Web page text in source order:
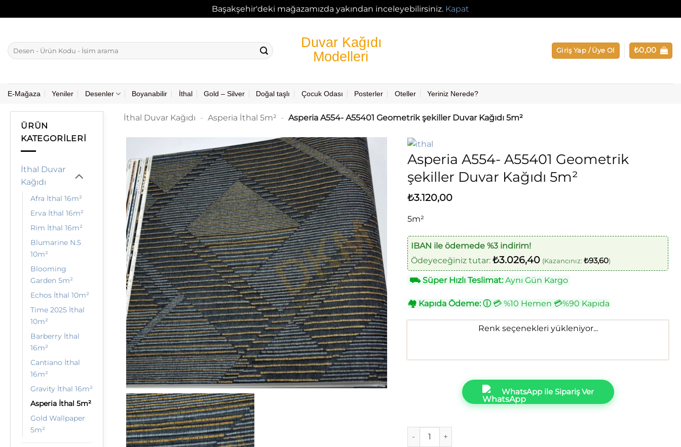
Başakşehir'deki mağazamızda yakından inceleyebilirsiniz. Kapat
Ara:
Giriş Yap / Üye Ol ₺0,00
E-Mağaza Yeniler Desenler Boyanabilir İthal Gold – Silver Doğal taşlı Çocuk Odası Posterler Oteller Yeriniz Nerede?
ÜRÜN
KATEGORILERI
İthal Duvar
Kağıdı
Afra İthal 16m²
Erva İthal 16m²
Rim İthal 16m²
Blumarine N.5
10m²
Blooming
Garden 5m²
Echos İthal 10m²
Time 2025 İthal
10m²
Barberry İthal
16m²
Cantiano İthal
16m²
Gravity İthal 16m²
Asperia İthal 5m²
Gold Wallpaper
5m²
İthal Duvar Kağıdı - Asperia İthal 5m² - Asperia A554- A55401 Geometrik şekiller Duvar Kağıdı 5m²
Asperia A554- A55401 Geometrik
şekiller Duvar Kağıdı 5m²
₺3.120,00
5m²
IBAN ile ödemede %3 indirim!
Ödeyeceğiniz tutar: ₺3.026,40 (Kazancınız: ₺93,60)
⛟Süper Hızlı Teslimat:Aynı Gün Kargo
🏘 Kapıda Ödeme: ⓘ💳 %10 Hemen 💳%90 Kapıda
Renk seçenekleri yükleniyor...
WhatsApp ile Sipariş Ver
Asperia A554- A55401 Geometrik şekiller Duvar Kağıdı 5m² adet